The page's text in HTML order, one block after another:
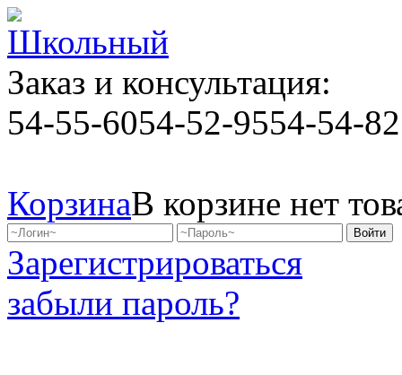
Заказ и консультация:
54-55-6054-52-9554-54-82
КорзинаВ корзине нет
Зарегистрироваться
забыли пароль?